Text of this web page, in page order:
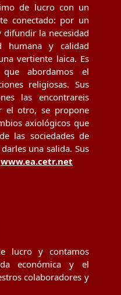
de lucro con un
conectado: por un
difundir la necesidad
humana y calidad
vertiente laica. Es
que abordamos el
religiosas. Sus
las encontrareis
otro, se propone
axiológicos que
las sociedades de
una salida. Sus
www.ea.cetr.net
lucro y contamos
económica y el
colaboradores y